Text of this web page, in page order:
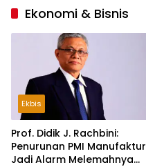
Ekonomi & Bisnis
Ekbis
Prof. Didik J. Rachbini:
Penurunan PMI Manufaktur
Jadi Alarm Melemahnya